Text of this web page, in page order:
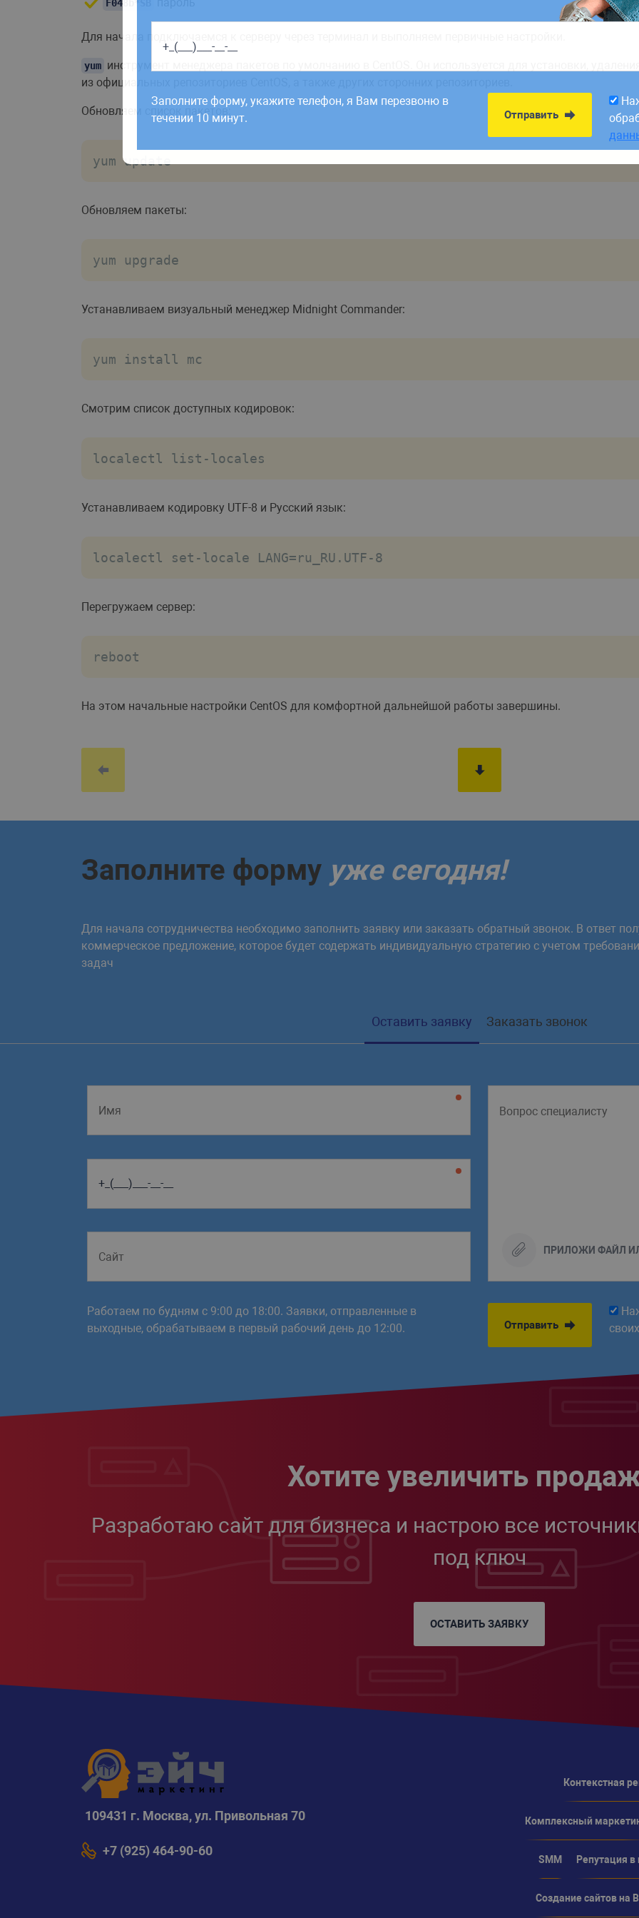
F048b*SB
Для начала подключаемся к серверу через терминал и выполняем первичные настройки.
yum инструмент менеджера пакетов по умолчанию в CentOS. Он используется для установки,
из официальных репозиториев CentOS, а также других сторонних репозиториев.
Обновляем список пакетов:
yum update
Обновляем пакеты:
yum upgrade
Устанавливаем визуальный менеджер Midnight Commander:
yum install mc
Смотрим список доступных кодировок:
localectl list-locales
Устанавливаем кодировку UTF-8 и Русский язык:
localectl set-locale LANG=ru_RU.UTF-8
Перегружаем сервер:
reboot
На этом начальные настройки CentOS для комфортной дальнейшой работы завершины.
Заполните форму уже сегодня!
Для начала сотрудничества необходимо заполнить заявку или заказать обратный звонок. В ответ
коммерческое предложение, которое будет содержать индивидуальную стратегию с учетом
задач
Оставить заявку Заказать звонок
ПРИЛОЖИ ФАЙЛ
Работаем по будням с 9:00 до 18:00. Заявки, отправленные в
выходные, обрабатываем в первый рабочий день до 12:00.
Отправить
своих
Хотите увеличить
Разработаю сайт для бизнеса и настрою все
под ключ
ОСТАВИТЬ ЗАЯВКУ
109431 г. Москва, ул. Привольная 70
+7 (925) 464-90-60
Контекстная
Комплексный
SMM Репутация в
Создание сайтов на
Работаем по будням с 9:00 до 18:00. Заявки,
рабочий день до 12:00.
Заполните форму, укажите телефон, я Вам перезвоню в
течении 10 минут.
Отправить